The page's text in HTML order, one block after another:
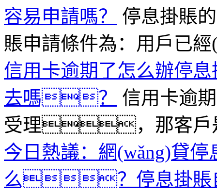
容易申請嗎？
停息掛賬
賬申請條件為：用戶已
信用卡逾期了怎么辦停
去嗎？
信用卡逾
受理，那客戶
今日熱議：網(wǎng)貸
么？停息掛賬